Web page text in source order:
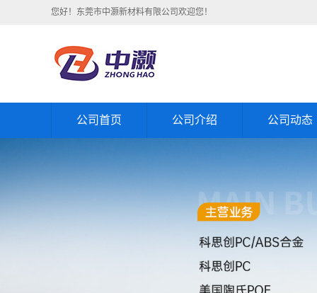
您好！东莞市中灏新材料有限公司欢迎您！
公司首页 公司介绍 公司动态